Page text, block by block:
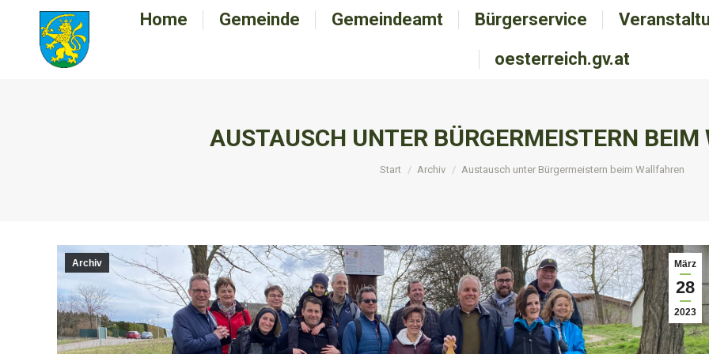
Home Gemeinde Gemeindeamt Bürgerservice
oesterreich.gv.at
AUSTAUSCH UNTER BÜRGERMEISTERN BEIM
Sie befinden sich hier:
Start Archiv Austausch unter Bürgermeistern beim Wallfahren
März
28
2023
Archiv
Home Gemeinde Gemeindeamt Bürgerservice
oesterreich.gv.at